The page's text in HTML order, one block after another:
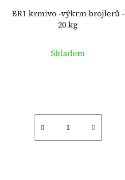
BR1 krmivo -výkrm brojlerů -
20 kg
Skladem